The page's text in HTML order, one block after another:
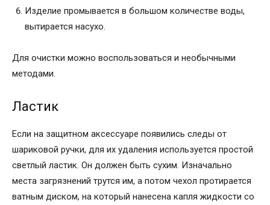
Изделие промывается в большом количестве воды,
вытирается насухо.
Для очистки можно воспользоваться и необычными
методами.
Ластик
Если на защитном аксессуаре появились следы от
шариковой ручки, для их удаления используется простой
светлый ластик. Он должен быть сухим. Изначально
места загрязнений трутся им, а потом чехол протирается
ватным диском, на который нанесена капля жидкости со